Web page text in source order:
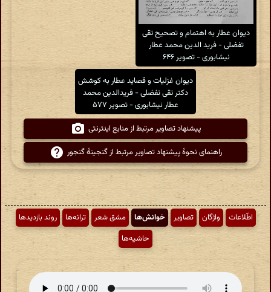
دیوان عطار به اهتمام و تصحیح تقی
تفضلی - فرید الدین محمد عطار
نیشابوری - تصویر ۶۴۶
دیوان غزلیات و قصاید عطار به کوشش
دکتر تقی تفضلی - فریدالدین محمد
عطار نیشابوری - تصویر ۵۷۷
پیشنهاد تصاویر مرتبط از منابع اینترنتی
راهنمای نحوهٔ پیشنهاد تصاویر مرتبط از گنجینهٔ گنجور
اطّلاعات واژگان تصاویر خوانش‌ها مشق شعر ترانه‌ها
روند بازدیدها
حاشیه‌ها